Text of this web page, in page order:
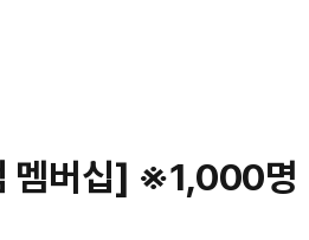
멤버십] ※1,000명